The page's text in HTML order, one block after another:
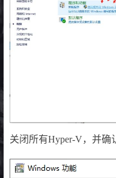
关闭所有Hyper-V，并确